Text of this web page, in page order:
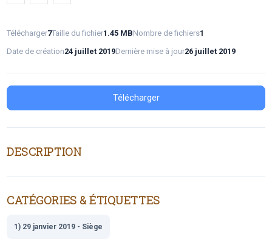
Télécharger7Taille du fichier1.45 MBNombre de fichiers1
Date de création24 juillet 2019Dernière mise à jour26 juillet 2019
Télécharger
DESCRIPTION
CATÉGORIES & ÉTIQUETTES
1) 29 janvier 2019 - Siège